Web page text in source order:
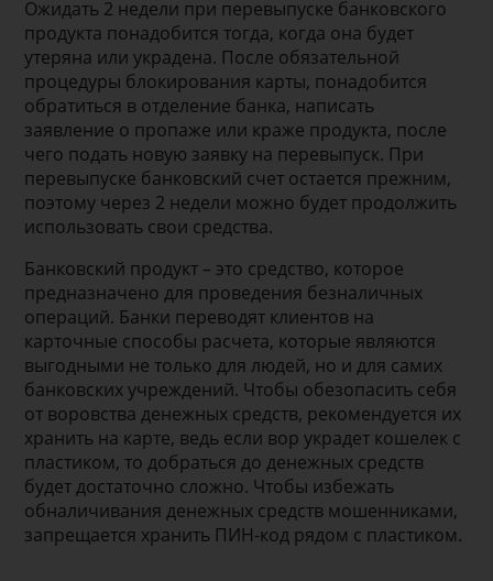
Ожидать 2 недели при перевыпуске банковского
продукта понадобится тогда, когда она будет
утеряна или украдена. После обязательной
процедуры блокирования карты, понадобится
обратиться в отделение банка, написать
заявление о пропаже или краже продукта, после
чего подать новую заявку на перевыпуск. При
перевыпуске банковский счет остается прежним,
поэтому через 2 недели можно будет продолжить
использовать свои средства.
Банковский продукт – это средство, которое
предназначено для проведения безналичных
операций. Банки переводят клиентов на
карточные способы расчета, которые являются
выгодными не только для людей, но и для самих
банковских учреждений. Чтобы обезопасить себя
от воровства денежных средств, рекомендуется их
хранить на карте, ведь если вор украдет кошелек с
пластиком, то добраться до денежных средств
будет достаточно сложно. Чтобы избежать
обналичивания денежных средств мошенниками,
запрещается хранить ПИН-код рядом с пластиком.